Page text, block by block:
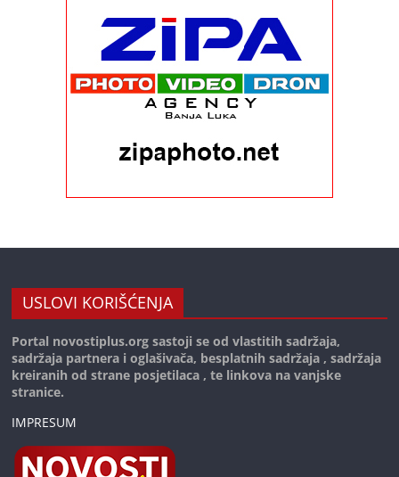
USLOVI KORIŠĆENJA
Portal novostiplus.org sastoji se od vlastitih sadržaja,
sadržaja partnera i oglašivača, besplatnih sadržaja , sadržaja
kreiranih od strane posjetilaca , te linkova na vanjske
stranice.
IMPRESUM